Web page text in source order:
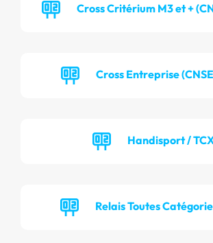
Cross Critérium M3 et +
Cross Entreprise
Handisport /
Relais Toutes